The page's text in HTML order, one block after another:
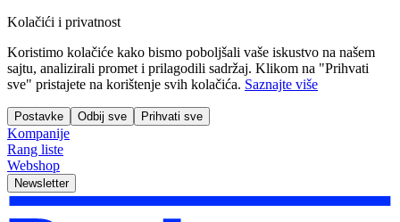
Kolačići i privatnost
Koristimo kolačiće kako bismo poboljšali vaše iskustvo na našem
sajtu, analizirali promet i prilagodili sadržaj. Klikom na "Prihvati
sve" pristajete na korištenje svih kolačića. Saznajte više
Postavke Odbij sve Prihvati sve
Kompanije
Rang liste
Webshop
Newsletter